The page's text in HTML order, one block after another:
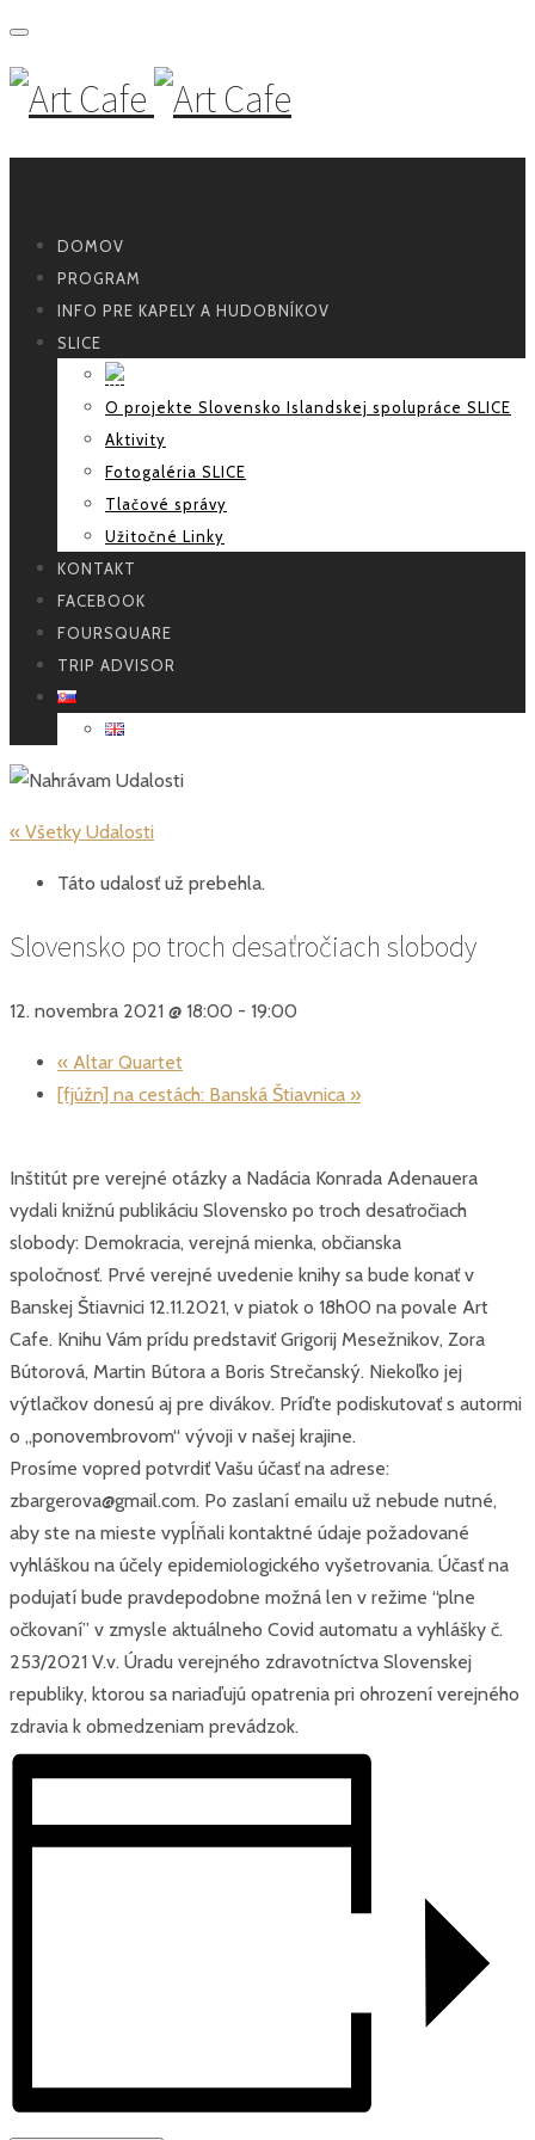
DOMOV
PROGRAM
INFO PRE KAPELY A HUDOBNÍKOV
SLICE
O projekte Slovensko Islandskej spolupráce SLICE
Aktivity
Fotogaléria SLICE
Tlačové správy
Užitočné Linky
KONTAKT
FACEBOOK
FOURSQUARE
TRIP ADVISOR
« Všetky Udalosti
Táto udalosť už prebehla.
Slovensko po troch desaťročiach slobody
12. novembra 2021 @ 18:00 - 19:00
« Altar Quartet
[fjúžn] na cestách: Banská Štiavnica »
Inštitút pre verejné otázky a Nadácia Konrada Adenauera
vydali knižnú publikáciu Slovensko po troch desaťročiach
slobody: Demokracia, verejná mienka, občianska
spoločnosť. Prvé verejné uvedenie knihy sa bude konať v
Banskej Štiavnici 12.11.2021, v piatok o 18h00 na povale Art
Cafe. Knihu Vám prídu predstaviť Grigorij Mesežnikov, Zora
Bútorová, Martin Bútora a Boris Strečanský. Niekoľko jej
výtlačkov donesú aj pre divákov. Príďte podiskutovať s autormi
o „ponovembrovom“ vývoji v našej krajine.
Prosíme vopred potvrdiť Vašu účasť na adrese:
zbargerova@gmail.com. Po zaslaní emailu už nebude nutné,
aby ste na mieste vypĺňali kontaktné údaje požadované
vyhláškou na účely epidemiologického vyšetrovania. Účasť na
podujatí bude pravdepodobne možná len v režime “plne
očkovaní” v zmysle aktuálneho Covid automatu a vyhlášky č.
253/2021 V.v. Úradu verejného zdravotníctva Slovenskej
republiky, ktorou sa nariaďujú opatrenia pri ohrození verejného
zdravia k obmedzeniam prevádzok.